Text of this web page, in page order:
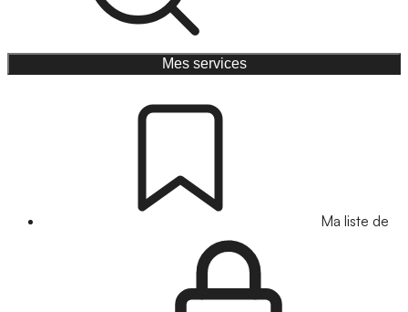
Mes services
Ma liste de